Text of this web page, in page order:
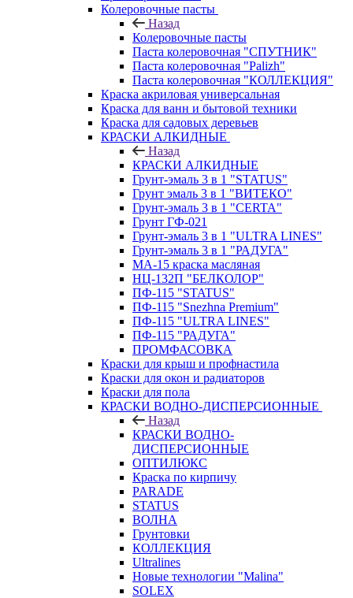
Колеровочные пасты
Назад
Колеровочные пасты
Паста колеровочная "СПУТНИК"
Паста колеровочная "Palizh"
Паста колеровочная "КОЛЛЕКЦИЯ"
Краска акриловая универсальная
Краска для ванн и бытовой техники
Краска для садовых деревьев
КРАСКИ АЛКИДНЫЕ
Назад
КРАСКИ АЛКИДНЫЕ
Грунт-эмаль 3 в 1 "STATUS"
Грунт эмаль 3 в 1 "ВИТЕКО"
Грунт-эмаль 3 в 1 "CERTA"
Грунт ГФ-021
Грунт-эмаль 3 в 1 "ULTRA LINES"
Грунт-эмаль 3 в 1 "РАДУГА"
МА-15 краска масляная
НЦ-132П "БЕЛКОЛОР"
ПФ-115 "STATUS"
ПФ-115 "Snezhna Premium"
ПФ-115 "ULTRA LINES"
ПФ-115 "РАДУГА"
ПРОМФАСОВКА
Краски для крыш и профнастила
Краски для окон и радиаторов
Краски для пола
КРАСКИ ВОДНО-ДИСПЕРСИОННЫЕ
Назад
КРАСКИ ВОДНО-
ДИСПЕРСИОННЫЕ
ОПТИЛЮКС
Краска по кирпичу
PARADE
STATUS
ВОЛНА
Грунтовки
КОЛЛЕКЦИЯ
Ultralines
Новые технологии "Malina"
SOLEX